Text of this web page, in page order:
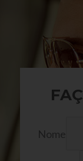
Nome